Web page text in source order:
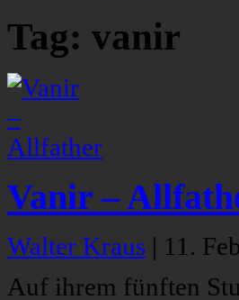
Tag: vanir
Vanir –
Walter Kraus | 11.
Auf ihrem fünften